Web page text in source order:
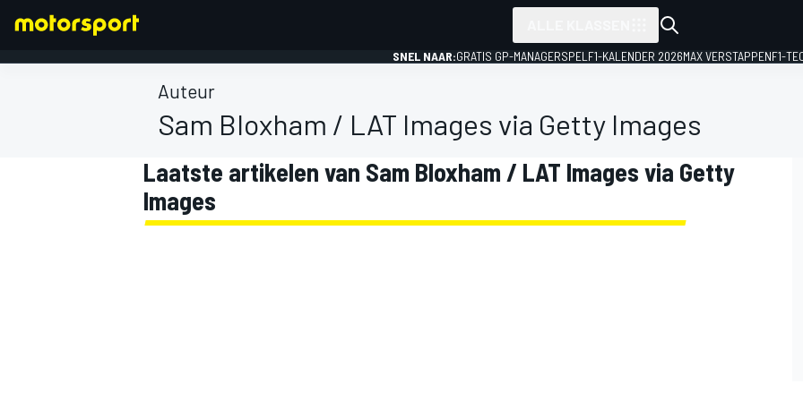
FORMULE 1
SNEL NAAR:GRATIS GP-MANAGERSPEL F1-KALENDER 2026MAX VERSTAPPENF1-
Auteur
Sam Bloxham / LAT Images via Getty Images
Laatste artikelen van Sam Bloxham / LAT Images via Getty
Images